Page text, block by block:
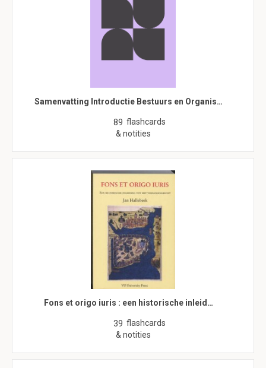
Samenvatting Introductie Bestuurs en Organis…
89 flashcards
& notities
Fons et origo iuris : een historische inleid…
39 flashcards
& notities